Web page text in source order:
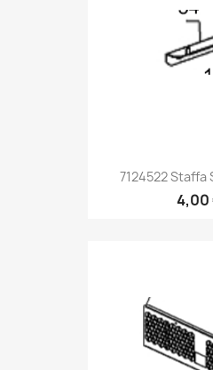
7124522
4,00